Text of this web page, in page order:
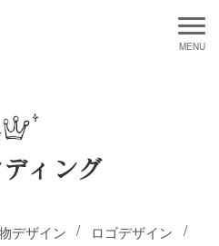
ィング
デザイン
ロゴデザイン